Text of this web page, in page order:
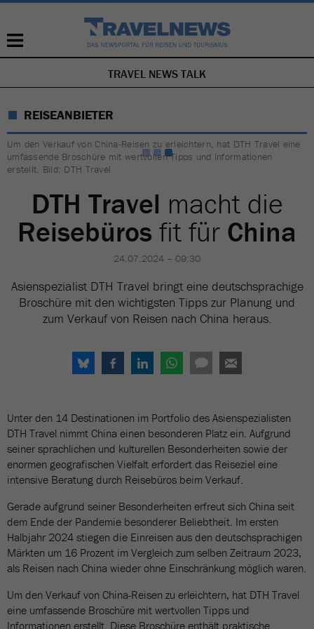
NAVIGATION
ÜBERSPRINGEN
TRAVEL NEWS TALK
REISEANBIETER
Um den Verkauf von China-Reisen zu erleichtern, hat DTH Travel eine
umfassende Broschüre mit wertvollen Tipps und Informationen
erstellt. Bild: DTH Travel
DTH Travel macht die
Reisebüros fit für China
24.07.2024 – 09:30
Asienspezialist DTH Travel bringt eine deutschsprachige
Broschüre mit den wichtigsten Tipps zur Planung und
zum Verkauf von Reisen nach China heraus.
Unter den 14 Destinationen im Portfolio des Asienspezialisten
DTH Travel nimmt China einen besonderen Platz ein. Aufgrund
seiner sprachlichen und kulturellen Besonderheiten sowie der
enormen geografischen Vielfalt erfordert das Reiseziel eine
intensive Beratung durch Reisebüros beim Verkauf.
Gerade aufgrund seiner Besonderheiten erfreut sich China seit
dem Ende der Pandemie besonderer Beliebtheit. Im ersten
Halbjahr 2024 stiegen die Einreisen aus den deutschsprachigen
Märkten um 16 Prozent im Vergleich zum selben Zeitraum 2023,
als Reisen nach China wieder ohne Einschränkung möglich waren.
Um den Verkauf von China-Reisen zu erleichtern, hat DTH Travel
eine umfassende Broschüre mit wertvollen Tipps und
Informationen erstellt. Diese Broschüre enthält praktische